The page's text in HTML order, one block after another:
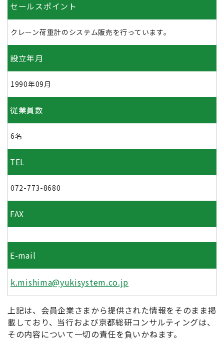
セールスポイント
クレーン荷重計のシステム販売を行っています。
設立年月
1990年09月
従業員数
6名
TEL
072-773-8680
FAX
E-mail
k.mishima@yukisystem.co.jp
上記は、会員企業さまから提供された情報をそのまま掲
載しており、当行および京都総研コンサルティングは、
その内容について一切の責任を負いかねます。